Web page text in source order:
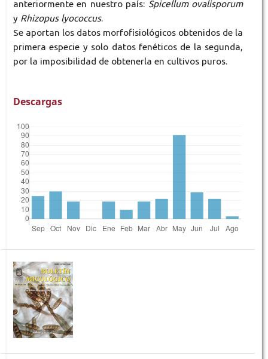
anteriormente en nuestro país: Spicellum ovalisporum
y Rhizopus lyococcus.
Se aportan los datos morfofisiológicos obtenidos de la
primera especie y solo datos fenéticos de la segunda,
por la imposibilidad de obtenerla en cultivos puros.
Descargas